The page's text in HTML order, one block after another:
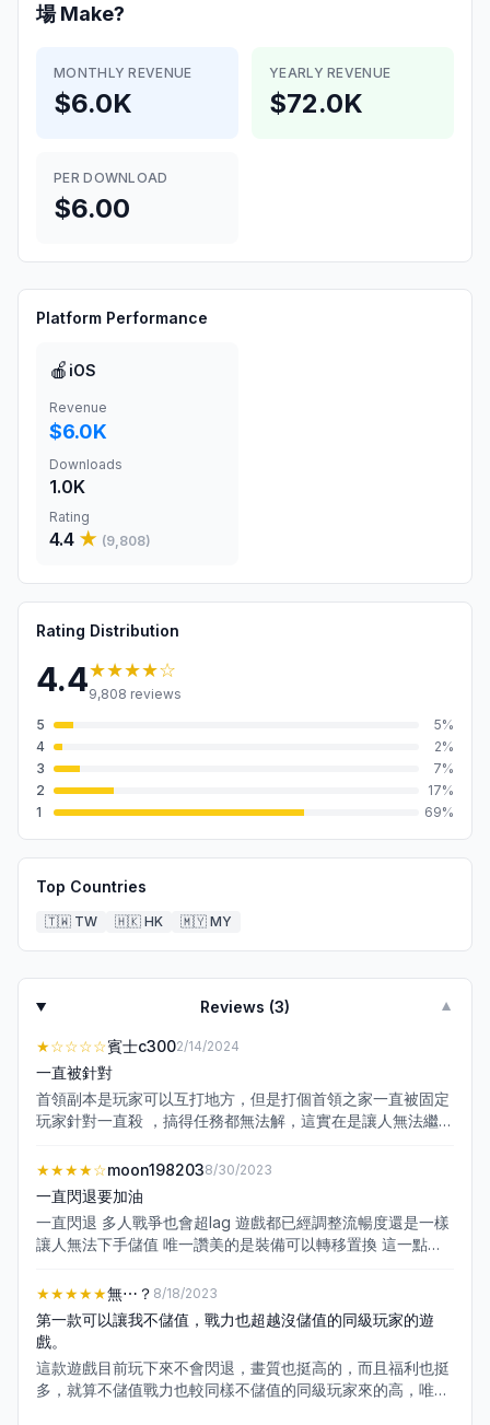
場Make?
MONTHLY REVENUE
$6.0K
YEARLY REVENUE
$72.0K
PER DOWNLOAD
$6.00
Platform Performance
🍎 iOS
Revenue
$6.0K
Downloads
1.0K
Rating
4.4 ★ (9,808)
Rating Distribution
4.4★★★★☆
9,808 reviews
5
5%
4
2%
3
7%
2
17%
1
69%
Top Countries
🇹🇼 TW 🇭🇰 HK 🇲🇾 MY
Reviews (3) ▼
★☆☆☆☆賓士c3002/14/2024
一直被針對
首領副本是玩家可以互打地方，但是打個首領之家一直被固定
玩家針對一直殺 ，搞得任務都無法解，這實在是讓人無法繼續
的餘地，能不能把首領之家改成打完一定次數就不能在裡面繼
續打，不然都固定那幾個人死纏爛打，其他人根本沒辦法打
★★★★☆moon1982038/30/2023
一直閃退要加油
一直閃退 多人戰爭也會超lag 遊戲都已經調整流暢度還是一樣
讓人無法下手儲值 唯一讚美的是裝備可以轉移置換 這一點很
★★★★★無⋯？ 8/18/2023
第一款可以讓我不儲值，戰力也超越沒儲值的同級玩家的遊
戲。
這款遊戲目前玩下來不會閃退，畫質也挺高的，而且福利也挺
多，就算不儲值戰力也較同樣不儲值的同級玩家來的高，唯一